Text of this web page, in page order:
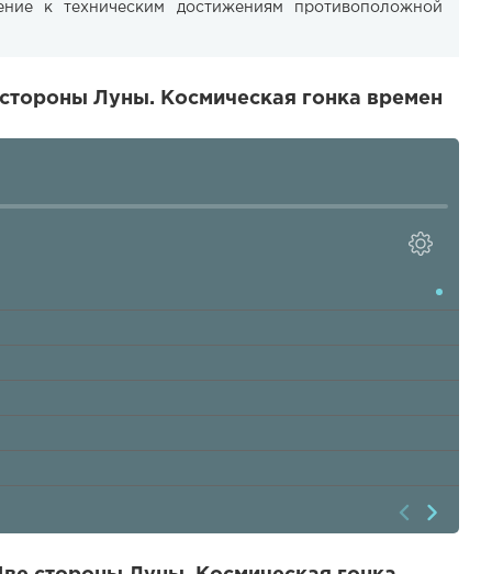
к техническим достижениям противоположной
Луны. Космическая гонка времен